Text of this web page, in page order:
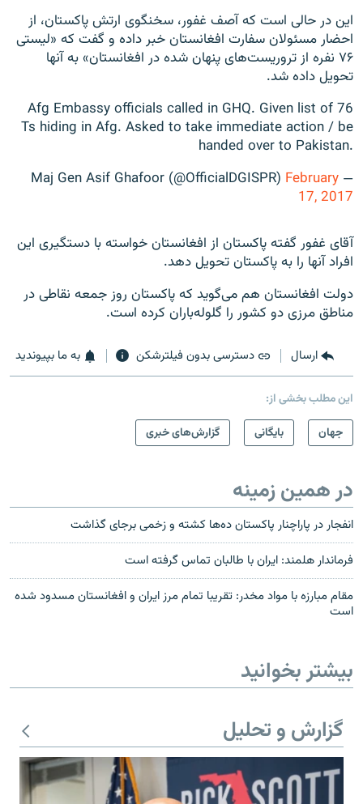
این در حالی است که آصف غفور، سخنگوی ارتش پاکستان، از
احضار مسئولان سفارت افغانستان خبر داده و گفت که «لیستی
۷۶ نفره از تروریست‌های پنهان شده در افغانستان» به آنها
تحویل داده شد.
Afg Embassy officials called in GHQ. Given list of 76
Ts hiding in Afg. Asked to take immediate action / be
handed over to Pakistan.
— Maj Gen Asif Ghafoor (@OfficialDGISPR)
February
17, 2017
آقای غفور گفته پاکستان از افغانستان خواسته با دستگیری این
افراد آنها را به پاکستان تحویل دهد.
دولت افغانستان هم می‌گوید که پاکستان روز جمعه نقاطی در
مناطق مرزی دو کشور را گلوله‌باران کرده است.
ارسال دسترسی بدون فیلترشکن به ما بپیوندید
این مطلب بخشی از:
جهان
بایگانی گزارش‌های خبری
در همین زمینه
انفجار در پاراچنار پاکستان ده‌ها کشته و زخمی برجای گذاشت
فرماندار هلمند: ایران با طالبان تماس گرفته است
مقام مبارزه با مواد مخدر: تقریبا تمام مرز ایران و افغانستان مسدود شده
است
بیشتر بخوانید
گزارش و تحلیل